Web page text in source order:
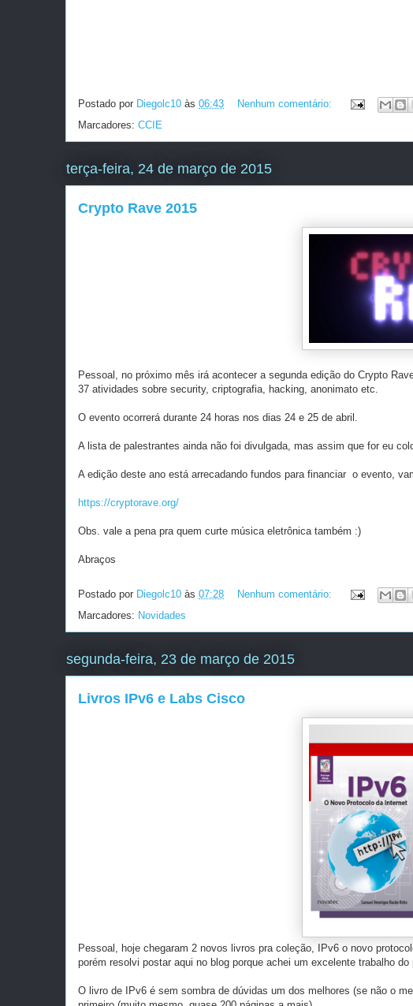
Postado por Diegolc10 às 06:43
Nenhum comentário:
Marcadores: CCIE
terça-feira, 24 de março de 2015
Crypto Rave 2015
Pessoal, no próximo mês irá acontecer a segunda edição do Crypto
37 atividades sobre security, criptografia, hacking, anonimato etc.
O evento ocorrerá durante 24 horas nos dias 24 e 25 de abril.
A lista de palestrantes ainda não foi divulgada, mas assim que for eu
A edição deste ano está arrecadando fundos para financiar o evento,
https://cryptorave.org/
Obs. vale a pena pra quem curte música eletrônica também :)
Abraços
Postado por Diegolc10 às 07:28
Nenhum comentário:
Marcadores: Novidades
segunda-feira, 23 de março de 2015
Livros IPv6 e Labs Cisco
Pessoal, hoje chegaram 2 novos livros pra coleção, IPv6 o novo
porém resolvi postar aqui no blog porque achei um excelente trabalho
O livro de IPv6 é sem sombra de dúvidas um dos melhores (se não o